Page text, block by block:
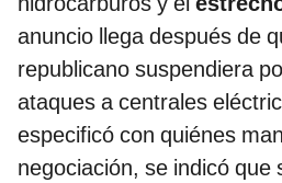
anuncio llega después de
republicano suspendiera
ataques a centrales
especificó con quiénes
negociación, se indicó que